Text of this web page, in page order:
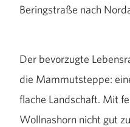
Beringstraße nach
Der bevorzugte
die Mammutsteppe:
flache Landschaft. Mit
Wollnashorn nicht gut